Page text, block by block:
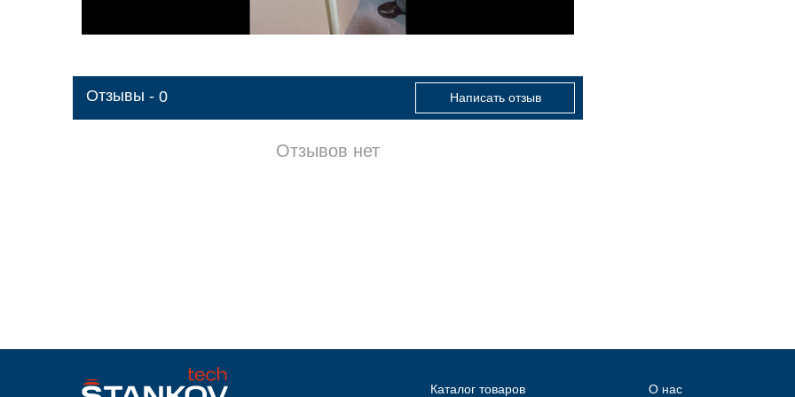
Отзывы - 0 Написать отзыв
Отзывов нет
Каталог товаров О нас